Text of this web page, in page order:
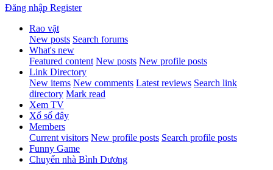
Đăng nhập Register
Rao vặt
New posts Search forums
What's new
Featured content New posts New profile posts
Link Directory
New items New comments Latest reviews Search link
directory Mark read
Xem TV
Xổ số đây
Members
Current visitors New profile posts Search profile posts
Funny Game
Chuyển nhà Bình Dương